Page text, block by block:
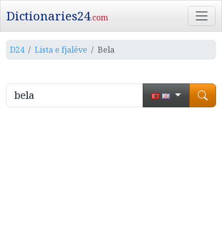
Dictionaries24.com
D24 Lista e fjalëve Bela